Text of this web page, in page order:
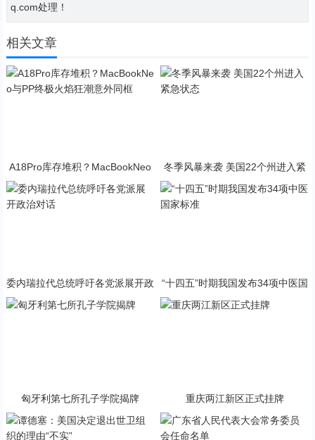
q.com处理！
相关文章
A18Pro库存堆积？MacBookNeo
与PP终极火焰狂潮意外同框
冬季风暴来袭 美国22个州进入紧
急状态
委内瑞拉代总统呼吁各党派展开政
“十四五”时期我国发布34项中医国
匈牙利第七所孔子学院揭牌 重庆两江新区正式挂牌